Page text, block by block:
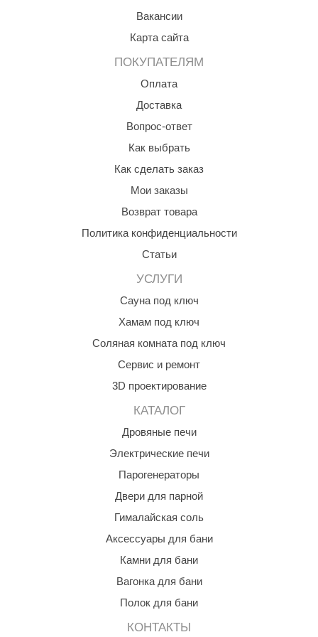
Вакансии
Карта сайта
ПОКУПАТЕЛЯМ
Оплата
Доставка
Вопрос-ответ
Как выбрать
Как сделать заказ
Мои заказы
Возврат товара
Политика конфиденциальности
Статьи
УСЛУГИ
Сауна под ключ
Хамам под ключ
Соляная комната под ключ
Сервис и ремонт
3D проектирование
КАТАЛОГ
Дровяные печи
Электрические печи
Парогенераторы
Двери для парной
Гималайская соль
Аксессуары для бани
Камни для бани
Вагонка для бани
Полок для бани
КОНТАКТЫ